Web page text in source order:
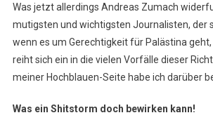
Was jetzt allerdings Andreas Zumach
mutigsten und wichtigsten Journalisten, der
wenn es um Gerechtigkeit für Palästina
reiht sich ein in die vielen Vorfälle dieser
meiner Hochblauen-Seite habe ich darüber
Was ein Shitstorm doch bewirken kann!